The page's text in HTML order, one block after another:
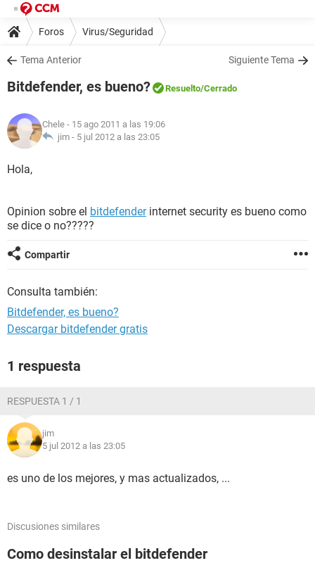
Foros Virus/Seguridad
Tema Anterior Siguiente Tema
Bitdefender, es bueno? Resuelto/Cerrado
Chele - 15 ago 2011 a las 19:06
jim - 5 jul 2012 a las 23:05
Hola,
Opinion sobre el bitdefenderinternet security es bueno como
se dice o no?????
Compartir
Consulta también:
Bitdefender, es bueno?
Descargar bitdefender gratis
1 respuesta
RESPUESTA 1 / 1
jim
5 jul 2012 a las 23:05
es uno de los mejores, y mas actualizados, ...
Discusiones similares
Como desinstalar el bitdefender